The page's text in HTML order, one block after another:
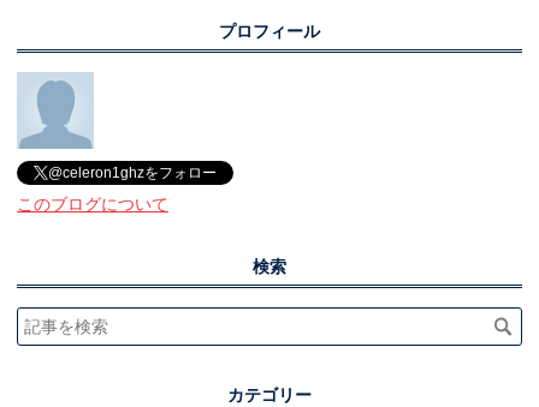
プロフィール
@celeron1ghzをフォロー
このブログについて
検索
カテゴリー